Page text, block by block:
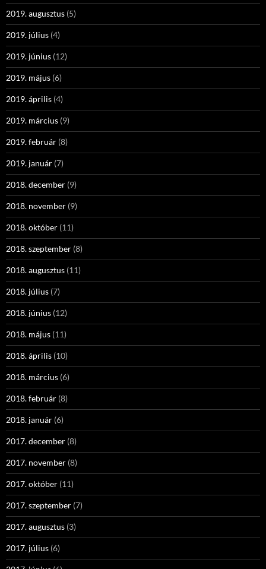
2019. augusztus (5)
2019. július (4)
2019. június (12)
2019. május (6)
2019. április (4)
2019. március (9)
2019. február (8)
2019. január (7)
2018. december (9)
2018. november (9)
2018. október (11)
2018. szeptember (8)
2018. augusztus (11)
2018. július (7)
2018. június (12)
2018. május (11)
2018. április (10)
2018. március (6)
2018. február (8)
2018. január (6)
2017. december (8)
2017. november (8)
2017. október (11)
2017. szeptember (7)
2017. augusztus (3)
2017. július (6)